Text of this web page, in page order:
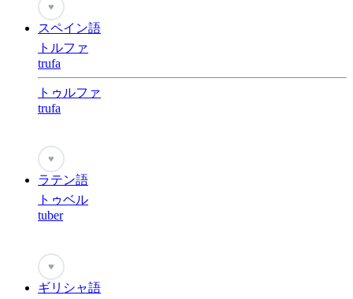
♥
スペイン語
トルファ
trufa
トゥルファ
trufa
♥
ラテン語
トゥベル
tuber
♥
ギリシャ語